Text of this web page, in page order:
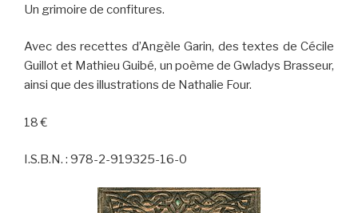
Un grimoire de confitures.
Avec des recettes d’Angèle Garin, des textes de Cécile
Guillot et Mathieu Guibé, un poème de Gwladys Brasseur,
ainsi que des illustrations de Nathalie Four.
18 €
I.S.B.N. : 978-2-919325-16-0